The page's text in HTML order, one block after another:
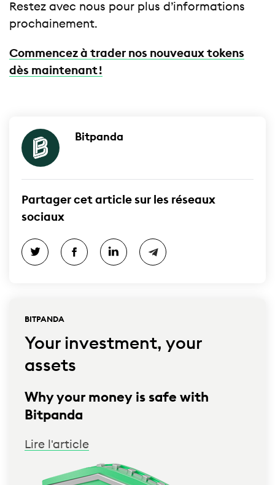
Restez avec nous pour plus d’informations
prochainement.
Commencez à trader nos nouveaux tokens
dès maintenant !
Bitpanda
Partager cet article sur les réseaux
sociaux
BITPANDA
Your investment, your
assets
Why your money is safe with
Bitpanda
Lire l'article